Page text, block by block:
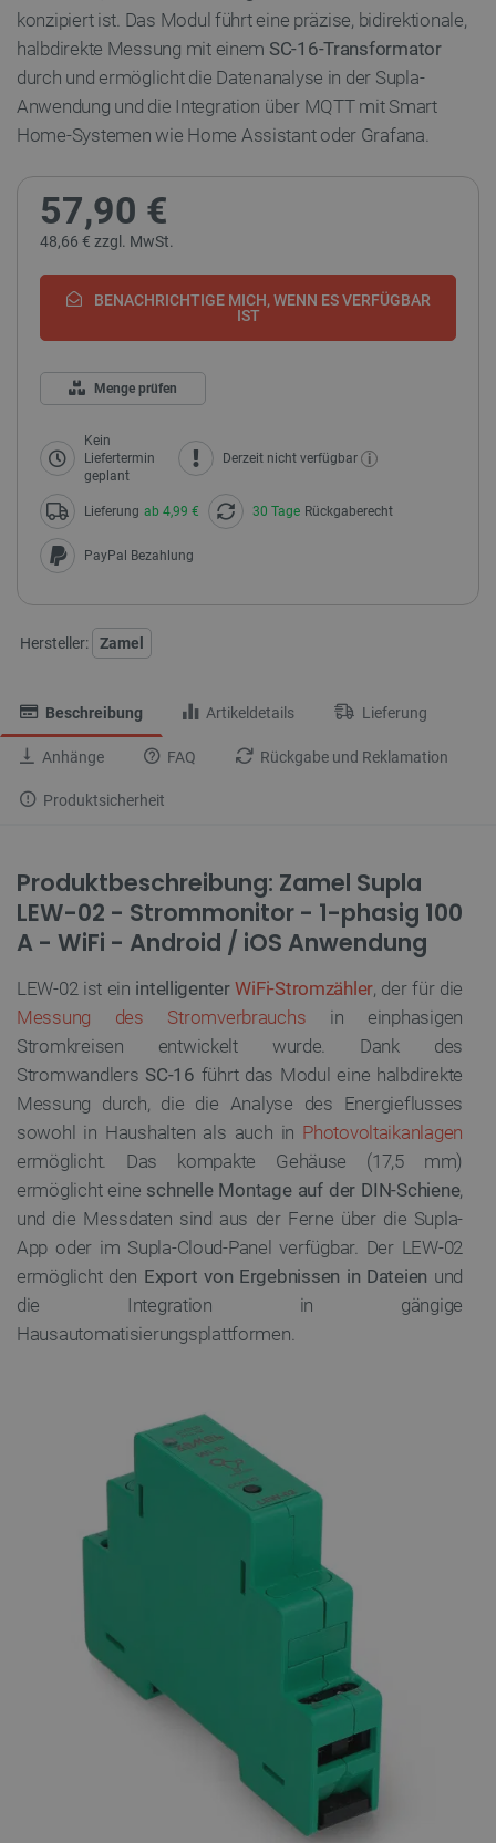
konzipiert ist. Das Modul führt eine präzise, bidirektionale,
halbdirekte Messung mit einem SC-16-Transformator
durch und ermöglicht die Datenanalyse in der Supla-
Anwendung und die Integration über MQTT mit Smart
Home-Systemen wie Home Assistant oder Grafana.
57,90 €
48,66 € zzgl. MwSt.
BENACHRICHTIGE MICH, WENN ES VERFÜGBAR
IST
Menge prüfen
Kein
Liefertermin
geplant
Derzeit nicht verfügbar i
Lieferung ab 4,99 € 30 Tage Rückgaberecht
PayPal Bezahlung
Hersteller: Zamel
Beschreibung Artikeldetails Lieferung
Anhänge FAQ Rückgabe und Reklamation
Produktsicherheit
Produktbeschreibung: Zamel Supla
LEW-02 - Strommonitor - 1-phasig 100
A - WiFi - Android / iOS Anwendung
LEW-02 ist ein intelligenterWiFi-Stromzähler, der für die
Messung des Stromverbrauchs in einphasigen
Stromkreisen entwickelt wurde. Dank des
Stromwandlers SC-16 führt das Modul eine halbdirekte
Messung durch, die die Analyse des Energieflusses
sowohl in Haushalten als auch in Photovoltaikanlagen
ermöglicht. Das kompakte Gehäuse (17,5 mm)
ermöglicht eine schnelle Montage auf der DIN-Schiene,
und die Messdaten sind aus der Ferne über die Supla-
App oder im Supla-Cloud-Panel verfügbar. Der LEW-02
ermöglicht den Export von Ergebnissen in Dateien und
die Integration in gängige
Hausautomatisierungsplattformen.